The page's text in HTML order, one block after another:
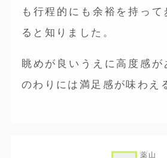
も行程的にも余裕を持って
ると知りました。
眺めが良いうえに高度感が
のわりには満足感が味わえ